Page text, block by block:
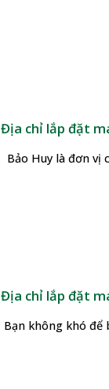
Địa chỉ lắp đặt
Bảo Huy là đơn
Địa chỉ lắp đặt
Bạn không khó để